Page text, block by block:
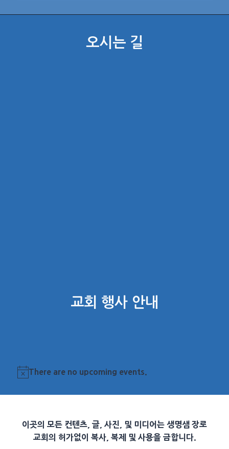
오시는 길
교회 행사 안내
Notice
There are no upcoming events.
이곳의 모든 컨텐츠, 글, 사진, 및 미디어는 생명샘 장로
교회의 허가없이 복사, 복제 및 사용을 금합니다.